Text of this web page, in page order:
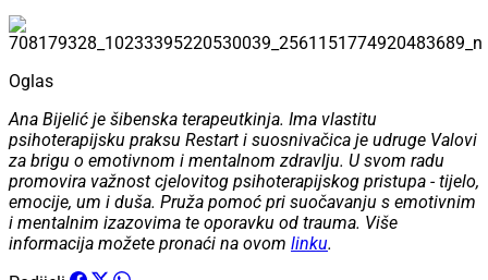
Oglas
Ana Bijelić je šibenska terapeutkinja. Ima vlastitu
psihoterapijsku praksu Restart i suosnivačica je udruge Valovi
za brigu o emotivnom i mentalnom zdravlju. U svom radu
promovira važnost cjelovitog psihoterapijskog pristupa - tijelo,
emocije, um i duša. Pruža pomoć pri suočavanju s emotivnim
i mentalnim izazovima te oporavku od trauma. Više
informacija možete pronaći na ovom linku.